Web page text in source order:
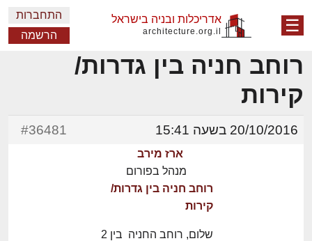
☰ אדריכלות ובניה בישראל
architecture.org.il
התחברות
הרשמה
רוחב חניה בין גדרות/
קירות
20/10/2016 בשעה 15:41 #36481
ארז מירב
מנהל בפורום
רוחב חניה בין גדרות/
קירות
שלום, רוחב החניה בין 2